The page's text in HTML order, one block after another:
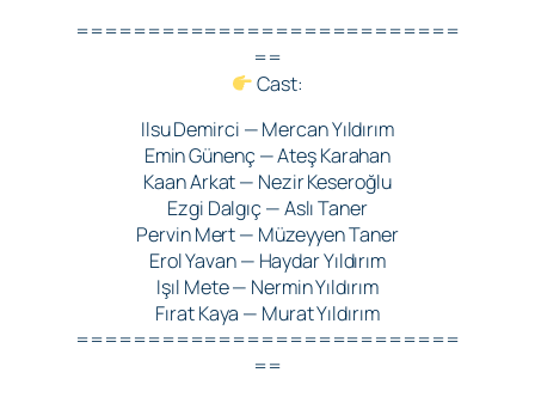
===========================
==
Cast:
Ilsu Demirci — Mercan Yıldırım
Emin Günenç — Ateş Karahan
Kaan Arkat — Nezir Keseroğlu
Ezgi Dalgıç — Aslı Taner
Pervin Mert — Müzeyyen Taner
Erol Yavan — Haydar Yıldırım
Işıl Mete — Nermin Yıldırım
Fırat Kaya — Murat Yıldırım
===========================
==